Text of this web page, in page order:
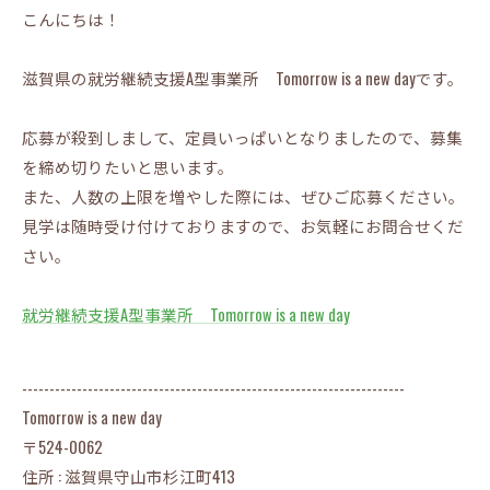
こんにちは！
滋賀県の就労継続支援A型事業所 Tomorrow is a new dayです。
応募が殺到しまして、定員いっぱいとなりましたので、募集
を締め切りたいと思います。
また、人数の上限を増やした際には、ぜひご応募ください。
見学は随時受け付けておりますので、お気軽にお問合せくだ
さい。
就労継続支援A型事業所 Tomorrow is a new day
----------------------------------------------------------------------
Tomorrow is a new day
〒524-0062
住所 : 滋賀県守山市杉江町413